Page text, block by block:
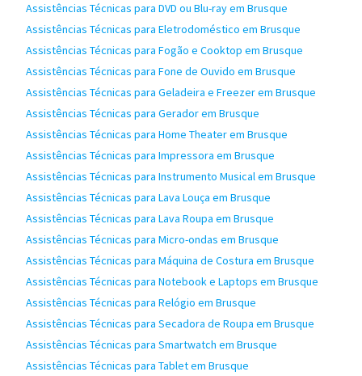
Assistências Técnicas para DVD ou Blu-ray em Brusque
Assistências Técnicas para Eletrodoméstico em Brusque
Assistências Técnicas para Fogão e Cooktop em Brusque
Assistências Técnicas para Fone de Ouvido em Brusque
Assistências Técnicas para Geladeira e Freezer em Brusque
Assistências Técnicas para Gerador em Brusque
Assistências Técnicas para Home Theater em Brusque
Assistências Técnicas para Impressora em Brusque
Assistências Técnicas para Instrumento Musical em Brusque
Assistências Técnicas para Lava Louça em Brusque
Assistências Técnicas para Lava Roupa em Brusque
Assistências Técnicas para Micro-ondas em Brusque
Assistências Técnicas para Máquina de Costura em Brusque
Assistências Técnicas para Notebook e Laptops em Brusque
Assistências Técnicas para Relógio em Brusque
Assistências Técnicas para Secadora de Roupa em Brusque
Assistências Técnicas para Smartwatch em Brusque
Assistências Técnicas para Tablet em Brusque